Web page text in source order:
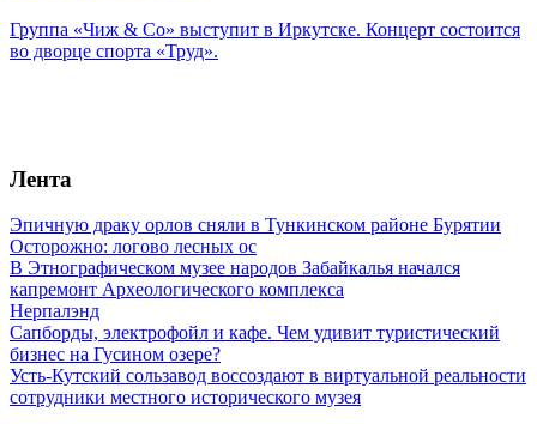
Группа «Чиж & Co» выступит в Иркутске. Концерт состоится
во дворце спорта «Труд».
Лента
Эпичную драку орлов сняли в Тункинском районе Бурятии
Осторожно: логово лесных ос
В Этнографическом музее народов Забайкалья начался
капремонт Археологического комплекса
Нерпалэнд
Сапборды, электрофойл и кафе. Чем удивит туристический
бизнес на Гусином озере?
Усть-Кутский сользавод воссоздают в виртуальной реальности
сотрудники местного исторического музея